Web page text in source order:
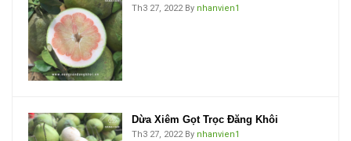
Th3 27, 2022 By nhanvien1
Dừa Xiêm Gọt Trọc Đăng Khôi
Th3 27, 2022 By nhanvien1